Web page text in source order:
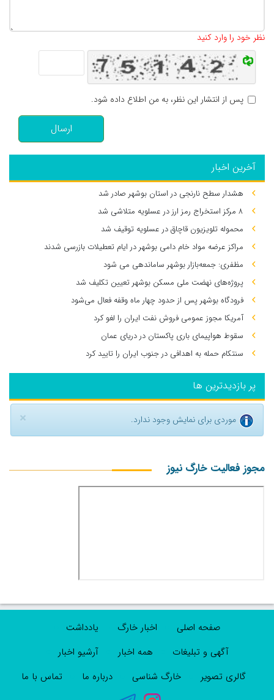
نظر خود را وارد کنید
پس از انتشار این نظر، به من اطلاع داده شود.
ارسال
آخرین اخبار
هشدار سطح نارنجی در استان بوشهر صادر شد
۸ مرکز استخراج رمز ارز در عسلویه متلاشی شد
محموله تلویزیون قاچاق در عسلویه توقیف شد
مراکز عرضه مواد خام دامی بوشهر در ایام تعطیلات بازرسی شدند
مظفری: جمعه‌بازار بوشهر ساماندهی می‌ شود
پروژه‌های نهضت ملی مسکن بوشهر تعیین تکلیف شد
فرودگاه بوشهر پس از حدود چهار ماه وقفه فعال می‌شود
آمریکا مجوز عمومی فروش نفت ایران را لغو کرد
سقوط هواپیمای باری پاکستان در دریای عمان
سنتکام حمله به اهدافی در جنوب ایران را تایید کرد
پر بازدیدترین ها
× موردی برای نمایش وجود ندارد.
مجوز فعالیت خارگ نیوز
صفحه اصلی اخبار خارگ
یادداشت
آگهی و تبلیغات
همه اخبار
آرشیو اخبار
گالری تصویر
خارگ شناسی درباره ما تماس با ما